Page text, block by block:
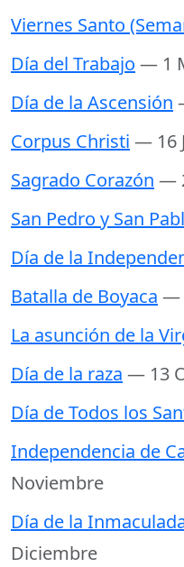
Viernes Santo
Día del Trabajo — 1
Día de la Ascensión
Corpus Christi — 16
Sagrado Corazón —
San Pedro y San
Día de la
Batalla de Boyaca —
La asunción de la
Día de la raza — 13
Día de Todos los
Independencia de
Noviembre
Día de la
Diciembre